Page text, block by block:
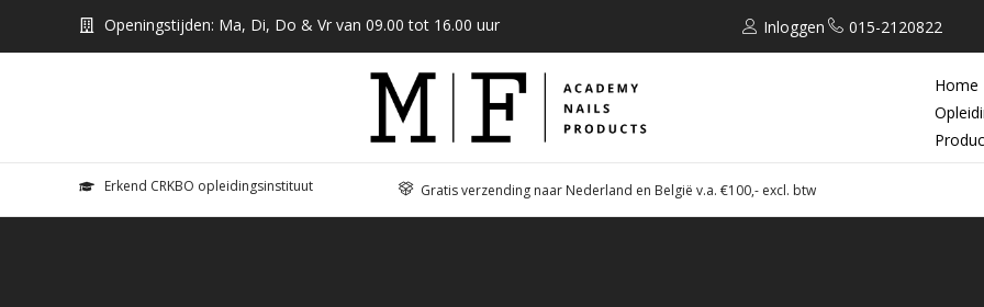
Openingstijden: Ma, Di, Do & Vr van 09.00 tot 16.00 uur Inloggen 015-2120822
Home
Erkend CRKBO opleidingsinstituut Gratis verzending naar Nederland en België v.a. €100,- excl. btw